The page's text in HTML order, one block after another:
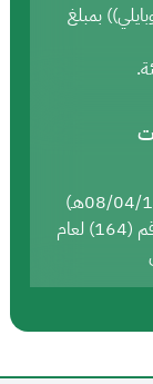
بمبلغ
رقم (43114925/ق/1444هـ) وتاريخ (08/04/1444هـ)
الصادر بشأنه حكم محكمة الاستئناف الادارية رقم (164) لعام